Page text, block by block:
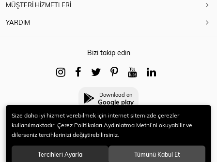
MÜŞTERİ HİZMETLERİ
YARDIM
Bizi takip edin
Download on
Google play
© 2021 HERYENİ. Tüm hakları saklıdır.
Size daha iyi hizmet verebilmek için internet sitemizde çerezler
kullanılmaktadır. Çerez Politikaları Aydınlatma Metni’ni okuyabilir ve
dilerseniz tercihlerinizi değiştirebilirsiniz.
Tercihleri Ayarla Tümünü Kabul Et